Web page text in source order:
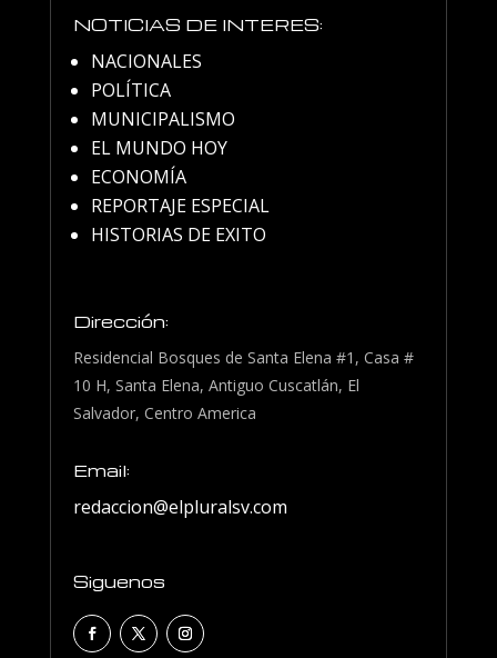
NOTICIAS DE INTERES:
NACIONALES
POLÍTICA
MUNICIPALISMO
EL MUNDO HOY
ECONOMÍA
REPORTAJE ESPECIAL
HISTORIAS DE EXITO
Dirección:
Residencial Bosques de Santa Elena #1, Casa #
10 H, Santa Elena, Antiguo Cuscatlán, El
Salvador, Centro America
Email:
redaccion@elpluralsv.com
Siguenos